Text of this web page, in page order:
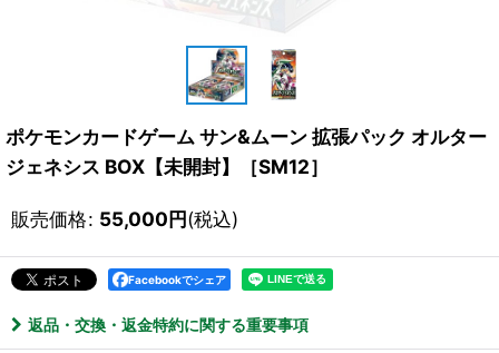
ポケモンカードゲーム サン&ムーン 拡張パック オルター
ジェネシス BOX【未開封】［SM12］
販売価格: 55,000円(税込)
Facebookでシェア
返品・交換・返金特約に関する重要事項